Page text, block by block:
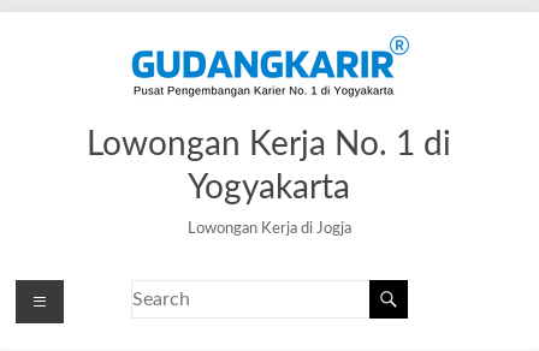
Lowongan Kerja No. 1 di
Yogyakarta
Lowongan Kerja di Jogja